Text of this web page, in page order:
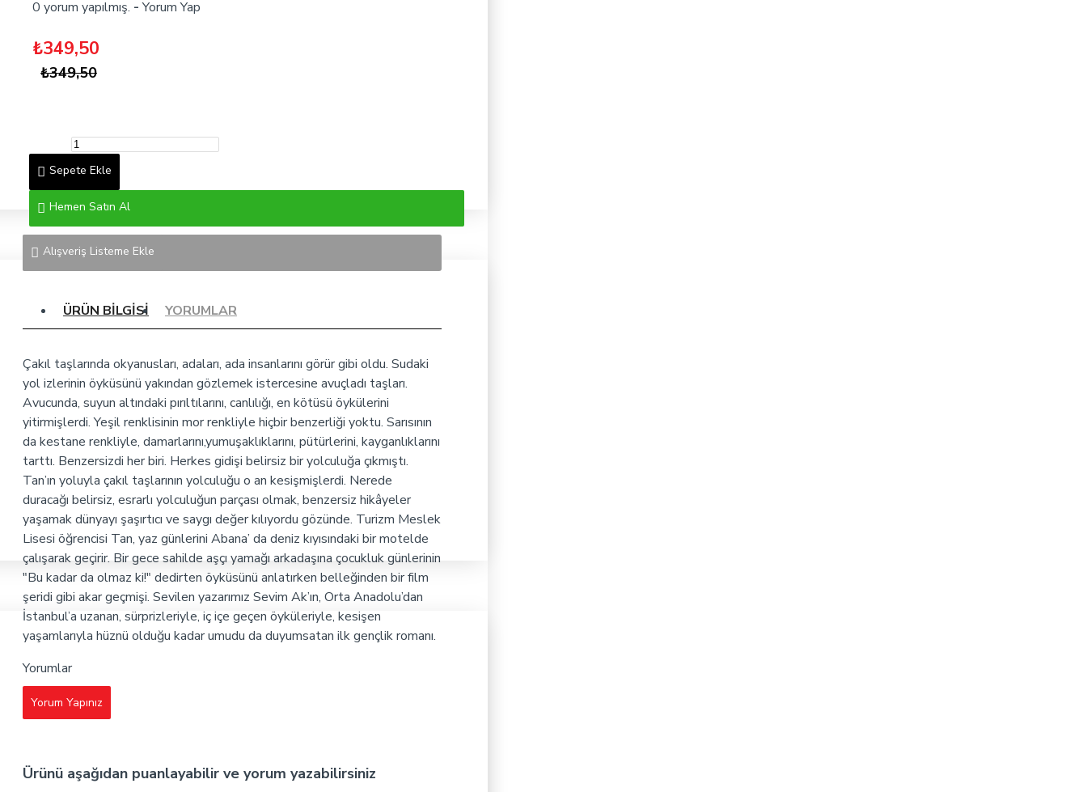
0 yorum yapılmış. - Yorum Yap
₺349,50
₺349,50
Sepete Ekle
Hemen Satın Al
Alışveriş Listeme Ekle
ÜRÜN BILGISI YORUMLAR
Çakıl taşlarında okyanusları, adaları, ada insanlarını görür gibi oldu. Sudaki
yol izlerinin öyküsünü yakından gözlemek istercesine avuçladı taşları.
Avucunda, suyun altındaki pırıltılarını, canlılığı, en kötüsü öykülerini
yitirmişlerdi. Yeşil renklisinin mor renkliyle hiçbir benzerliği yoktu. Sarısının
da kestane renkliyle, damarlarını,yumuşaklıklarını, pütürlerini, kayganlıklarını
tarttı. Benzersizdi her biri. Herkes gidişi belirsiz bir yolculuğa çıkmıştı.
Tan’ın yoluyla çakıl taşlarının yolculuğu o an kesişmişlerdi. Nerede
duracağı belirsiz, esrarlı yolculuğun parçası olmak, benzersiz hikâyeler
yaşamak dünyayı şaşırtıcı ve saygı değer kılıyordu gözünde. Turizm Meslek
Lisesi öğrencisi Tan, yaz günlerini Abana’ da deniz kıyısındaki bir motelde
çalışarak geçirir. Bir gece sahilde aşçı yamağı arkadaşına çocukluk günlerinin
"Bu kadar da olmaz ki!" dedirten öyküsünü anlatırken belleğinden bir film
şeridi gibi akar geçmişi. Sevilen yazarımız Sevim Ak’ın, Orta Anadolu’dan
İstanbul’a uzanan, sürprizleriyle, iç içe geçen öyküleriyle, kesişen
yaşamlarıyla hüznü olduğu kadar umudu da duyumsatan ilk gençlik romanı.
Yorumlar
Yorum Yapınız
Ürünü aşağıdan puanlayabilir ve yorum yazabilirsiniz